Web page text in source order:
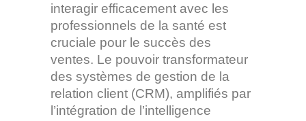
interagir efficacement avec les
professionnels de la santé est
cruciale pour le succès des
ventes. Le pouvoir transformateur
des systèmes de gestion de la
relation client (CRM), amplifiés par
l’intégration de l’intelligence